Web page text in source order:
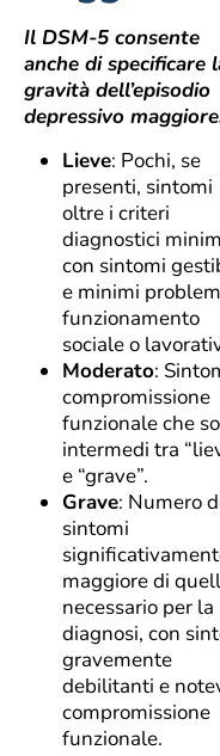
Il DSM-5 consente
anche di specificare
gravità dell’episodio
depressivo
Lieve: Pochi, se
presenti, sintomi
oltre i criteri
diagnostici
con sintomi
e minimi
funzionamento
sociale o
Moderato:
compromissione
funzionale che
intermedi tra
e “grave”.
Grave: Numero
sintomi
maggiore di
necessario per la
diagnosi, con
gravemente
debilitanti e
compromissione
funzionale.